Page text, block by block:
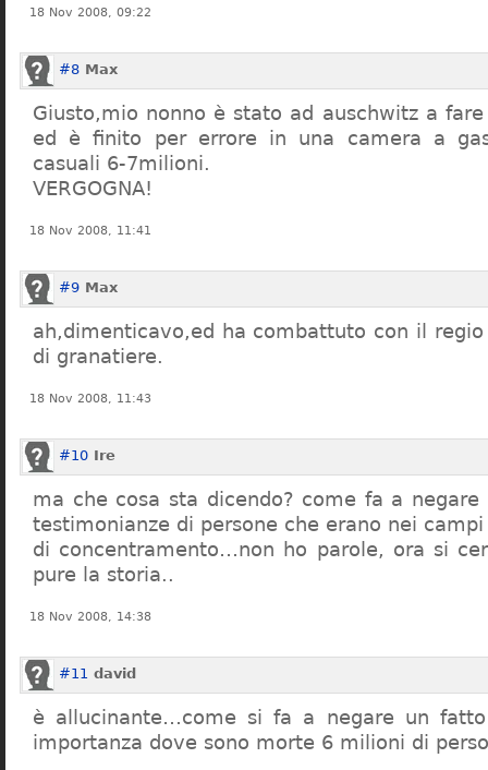
18 Nov 2008, 09:22
#8 Max
Giusto,mio nonno è stato ad auschwitz a
ed è finito per errore in una camera a
casuali 6-7milioni.
VERGOGNA!
18 Nov 2008, 11:41
#9 Max
ah,dimenticavo,ed ha combattuto con il
di granatiere.
18 Nov 2008, 11:43
#10 Ire
ma che cosa sta dicendo? come fa a
testimonianze di persone che erano nei campi
di concentramento…non ho parole, ora si
pure la storia..
18 Nov 2008, 14:38
#11 david
è allucinante…come si fa a negare un
importanza dove sono morte 6 milioni di